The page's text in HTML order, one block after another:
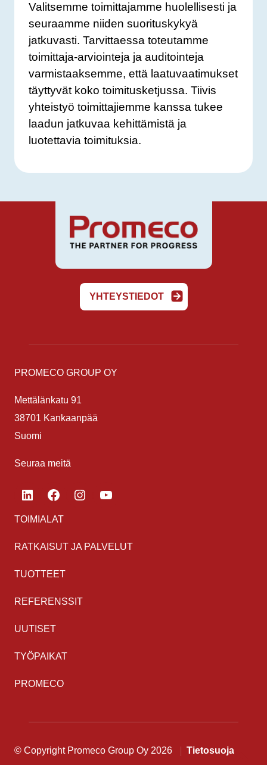
Valitsemme toimittajamme huolellisesti ja
seuraamme niiden suorituskykyä
jatkuvasti. Tarvittaessa toteutamme
toimittaja-arviointeja ja auditointeja
varmistaaksemme, että laatuvaatimukset
täyttyvät koko toimitusketjussa. Tiivis
yhteistyö toimittajiemme kanssa tukee
laadun jatkuvaa kehittämistä ja
luotettavia toimituksia.
YHTEYSTIEDOT
PROMECO GROUP OY
Mettälänkatu 91
38701 Kankaanpää
Suomi
Seuraa meitä
LinkedInFacebook
TOIMIALAT
RATKAISUT JA PALVELUT
TUOTTEET
REFERENSSIT
UUTISET
TYÖPAIKAT
PROMECO
© Copyright Promeco Group Oy 2026 Tietosuoja